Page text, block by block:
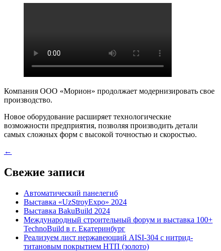
Компания ООО «Морион» продолжает модернизировать свое
производство.
Новое оборудование расширяет технологические
возможности предприятия, позволяя производить детали
самых сложных форм с высокой точностью и скоростью.
Навигация
по
записям
←
Свежие записи
Автоматический панелегиб
Выставка «UzStroyExpo» 2024
Выставка BakuBuild 2024
Международный строительный форум и выставка 100+
TechnoBuild в г. Екатеринбург
Реализуем лист нержавеющий AISI-304 с нитрид-
титановым покрытием НТП (золото)